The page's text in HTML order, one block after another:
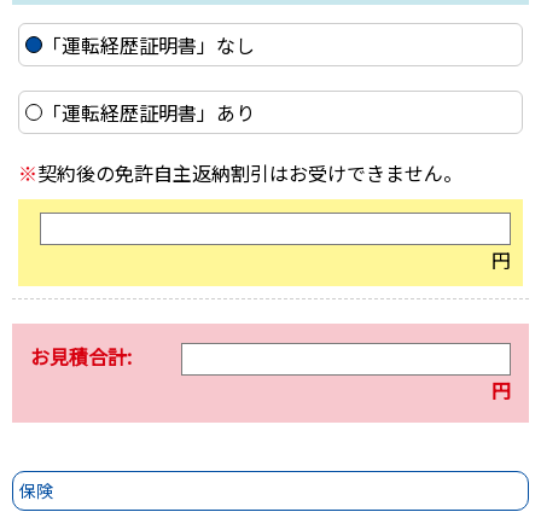
「運転経歴証明書」なし
「運転経歴証明書」あり
※契約後の免許自主返納割引はお受けできません。
円
お見積合計:
円
保険